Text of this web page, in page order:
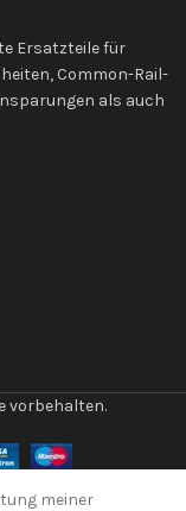
Ersatzteile für
Common-Rail-
als auch
vorbehalten.
meiner